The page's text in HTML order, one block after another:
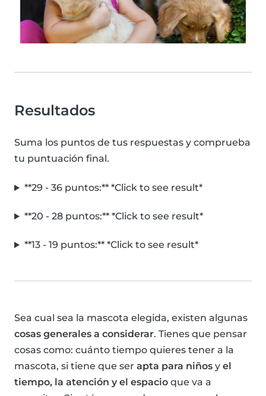
Resultados
Suma los puntos de tus respuestas y comprueba
tu puntuación final.
**29 - 36 puntos:** *Click to see result*
**20 - 28 puntos:** *Click to see result*
**13 - 19 puntos:** *Click to see result*
Sea cual sea la mascota elegida, existen algunas
cosas generales a considerar. Tienes que pensar
cosas como: cuánto tiempo quieres tener a la
mascota, si tiene que ser apta para niños y el
tiempo, la atención y el espacio que va a